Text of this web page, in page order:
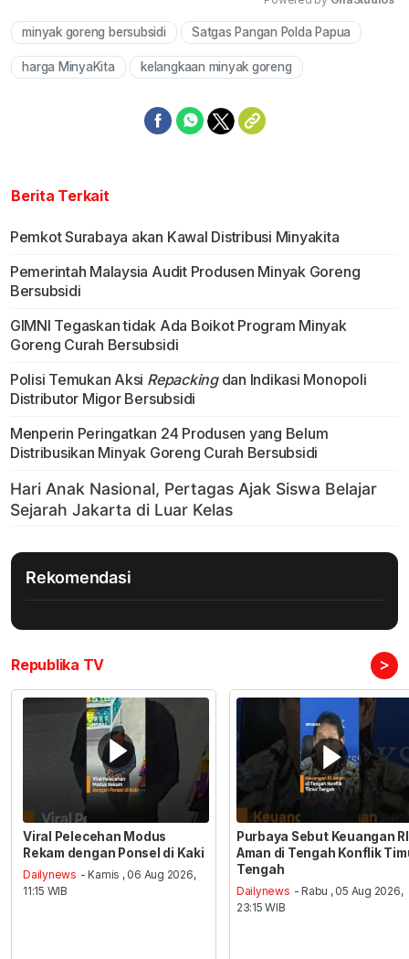
Mute
minyak goreng bersubsidi Satgas Pangan Polda Papua
harga MinyaKita kelangkaan minyak goreng
Berita Terkait
Pemkot Surabaya akan Kawal Distribusi Minyakita
Pemerintah Malaysia Audit Produsen Minyak Goreng
Bersubsidi
GIMNI Tegaskan tidak Ada Boikot Program Minyak
Goreng Curah Bersubsidi
Polisi Temukan Aksi Repackingdan Indikasi Monopoli
Distributor Migor Bersubsidi
Menperin Peringatkan 24 Produsen yang Belum
Distribusikan Minyak Goreng Curah Bersubsidi
Rekomendasi
Republika TV >
Viral Pelecehan Modus
Rekam dengan Ponsel di Kaki
Dailynews - Kamis , 06 Aug 2026,
11:15 WIB
Purbaya Sebut Keuangan RI
Aman di Tengah Konflik
Tengah
Dailynews - Rabu , 05 Aug 2026,
23:15 WIB